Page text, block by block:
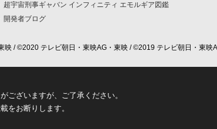
超宇宙刑事ギャバン インフィニティ エモルギア図鑑
開発者ブログ
/ ©2020 テレビ朝日・東映AG・東映 / ©2019 テレビ朝日・東映
ございますが、ご了承ください。
をお断りします。